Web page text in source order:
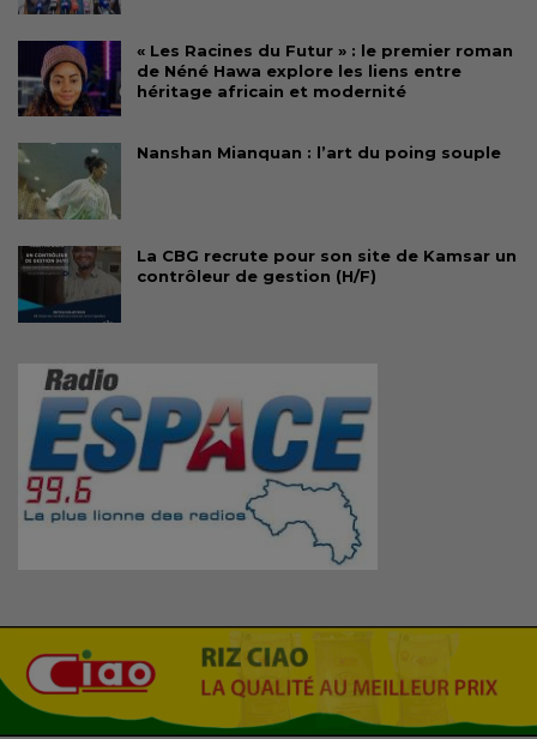
« Les Racines du Futur » : le premier roman
de Néné Hawa explore les liens entre
héritage africain et modernité
Nanshan Mianquan : l’art du poing souple
La CBG recrute pour son site de Kamsar un
contrôleur de gestion (H/F)